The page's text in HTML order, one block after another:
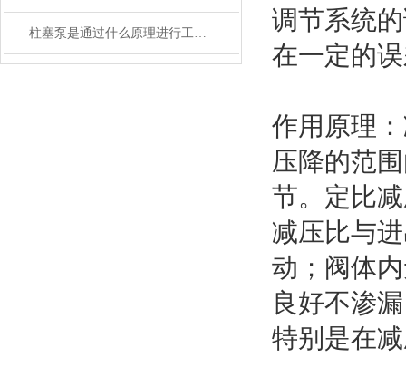
柱塞泵是通过什么原理进行工作的？
调节系统
在一定的
作用原理
压降的范
节。定比
减压比与
动；阀体
良好不渗
特别是在